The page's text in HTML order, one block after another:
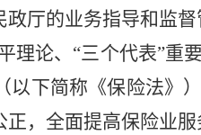
厅的业务指导和监督
理论、 “三个代表”重
下简称《保险法》
，全面提高保险业服